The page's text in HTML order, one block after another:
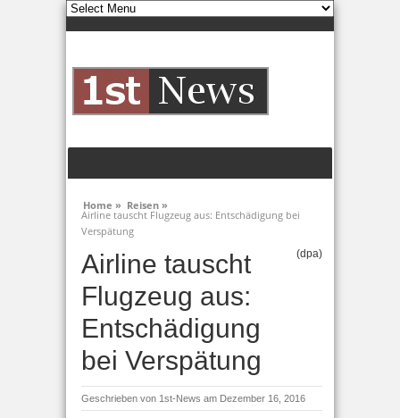
Home » Reisen »
Airline tauscht Flugzeug aus: Entschädigung bei
Verspätung
Airline tauscht
Flugzeug aus:
Entschädigung
bei Verspätung
(dpa)
Geschrieben von 1st-News am Dezember 16, 2016